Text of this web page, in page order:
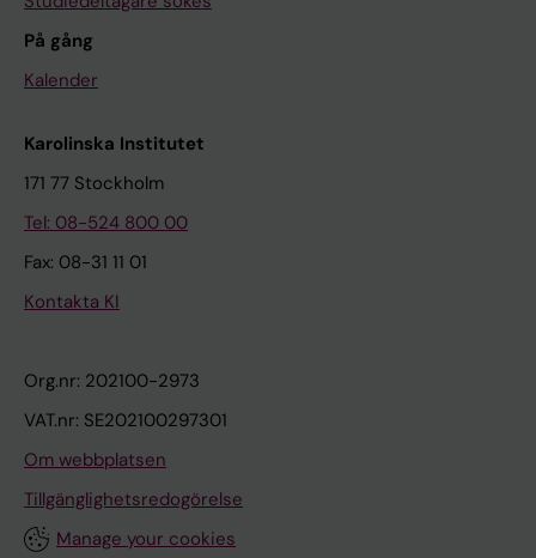
På gång
Kalender
Karolinska Institutet
171 77 Stockholm
Tel: 08-524 800 00
Fax: 08-31 11 01
Kontakta KI
Org.nr: 202100-2973
VAT.nr: SE202100297301
Om webbplatsen
Tillgänglighetsredogörelse
Manage your cookies